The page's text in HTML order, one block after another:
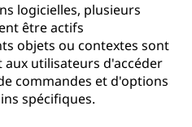
logicielles, plusieurs
être actifs
objets ou contextes sont
aux utilisateurs d'accéder
commandes et d'options
spécifiques.